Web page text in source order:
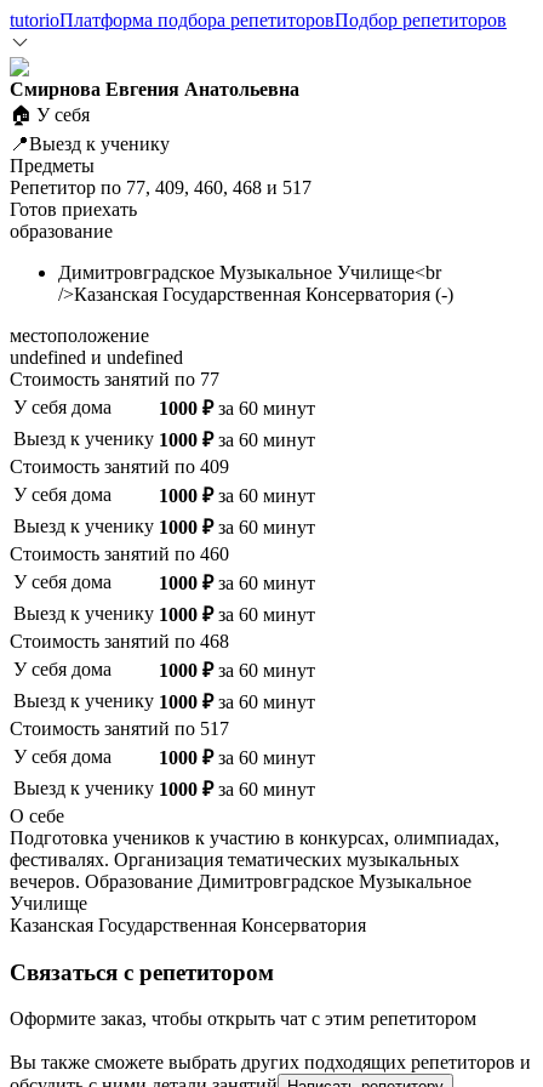
tutorioПлатформа подбора репетиторовПодбор репетиторов
Смирнова Евгения Анатольевна
🏠 У себя
📍Выезд к ученику
Предметы
Репетитор по 77, 409, 460, 468 и 517
Готов приехать
образование
Димитровградское Музыкальное Училище<br
/>Казанская Государственная Консерватория (-)
местоположение
undefined и undefined
Стоимость занятий по 77
У себя дома
1000 ₽ за 60 минут
Выезд к ученику 1000 ₽ за 60 минут
Стоимость занятий по 409
У себя дома
1000 ₽ за 60 минут
Выезд к ученику 1000 ₽ за 60 минут
Стоимость занятий по 460
У себя дома
1000 ₽ за 60 минут
Выезд к ученику 1000 ₽ за 60 минут
Стоимость занятий по 468
У себя дома
1000 ₽ за 60 минут
Выезд к ученику 1000 ₽ за 60 минут
Стоимость занятий по 517
У себя дома
1000 ₽ за 60 минут
Выезд к ученику 1000 ₽ за 60 минут
О себе
Подготовка учеников к участию в конкурсах, олимпиадах,
фестивалях. Организация тематических музыкальных
вечеров. Образование Димитровградское Музыкальное
Училище
Казанская Государственная Консерватория
Связаться с репетитором
Оформите заказ, чтобы открыть чат с этим репетитором
Вы также сможете выбрать других подходящих репетиторов и